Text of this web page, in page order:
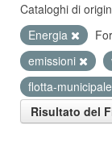
Cataloghi di
Energia
emissioni
flotta-municipale
Risultato del